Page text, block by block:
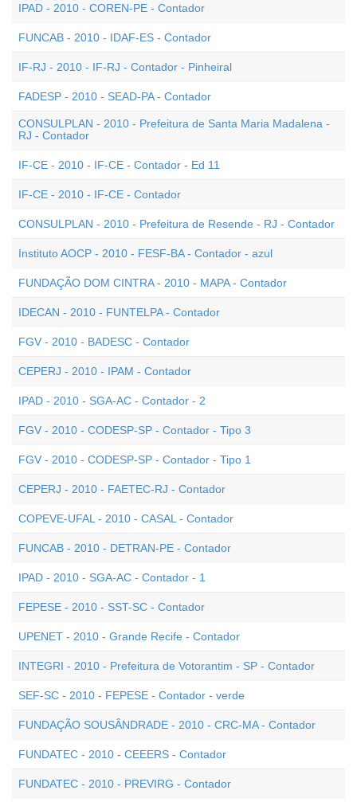
IPAD - 2010 - COREN-PE - Contador
FUNCAB - 2010 - IDAF-ES - Contador
IF-RJ - 2010 - IF-RJ - Contador - Pinheiral
FADESP - 2010 - SEAD-PA - Contador
CONSULPLAN - 2010 - Prefeitura de Santa Maria Madalena -
RJ - Contador
IF-CE - 2010 - IF-CE - Contador - Ed 11
IF-CE - 2010 - IF-CE - Contador
CONSULPLAN - 2010 - Prefeitura de Resende - RJ - Contador
Instituto AOCP - 2010 - FESF-BA - Contador - azul
FUNDAÇÃO DOM CINTRA - 2010 - MAPA - Contador
IDECAN - 2010 - FUNTELPA - Contador
FGV - 2010 - BADESC - Contador
CEPERJ - 2010 - IPAM - Contador
IPAD - 2010 - SGA-AC - Contador - 2
FGV - 2010 - CODESP-SP - Contador - Tipo 3
FGV - 2010 - CODESP-SP - Contador - Tipo 1
CEPERJ - 2010 - FAETEC-RJ - Contador
COPEVE-UFAL - 2010 - CASAL - Contador
FUNCAB - 2010 - DETRAN-PE - Contador
IPAD - 2010 - SGA-AC - Contador - 1
FEPESE - 2010 - SST-SC - Contador
UPENET - 2010 - Grande Recife - Contador
INTEGRI - 2010 - Prefeitura de Votorantim - SP - Contador
SEF-SC - 2010 - FEPESE - Contador - verde
FUNDAÇÃO SOUSÂNDRADE - 2010 - CRC-MA - Contador
FUNDATEC - 2010 - CEEERS - Contador
FUNDATEC - 2010 - PREVIRG - Contador